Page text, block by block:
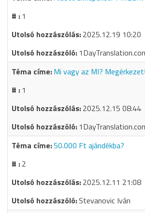
1
2025.12.19 10:20
Mi vagy az MI?
1
2025.12.15 08:44
50.000 Ft ajándékba?
2
2025.12.11 21:08
Stevanovic Iván